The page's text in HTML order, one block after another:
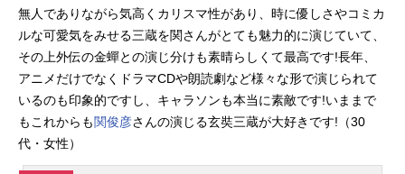
無人でありながら気高くカリスマ性があり、時に優しさやコミカ
ルな可愛気をみせる三蔵を関さんがとても魅力的に演じていて、
その上外伝の金蟬との演じ分けも素晴らしくて最高です!長年、
アニメだけでなくドラマCDや朗読劇など様々な形で演じられて
いるのも印象的ですし、キャラソンも本当に素敵です!いままで
もこれからも関俊彦さんの演じる玄奘三蔵が大好きです!（30
代・女性）